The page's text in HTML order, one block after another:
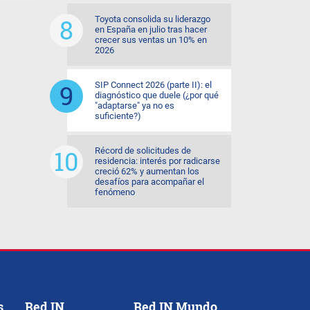
Toyota consolida su liderazgo
en España en julio tras hacer
crecer sus ventas un 10% en
2026
SIP Connect 2026 (parte II): el
diagnóstico que duele (¿por qué
"adaptarse" ya no es
suficiente?)
Récord de solicitudes de
residencia: interés por radicarse
creció 62% y aumentan los
desafíos para acompañar el
fenómeno
Red IN
Red IN Mundo